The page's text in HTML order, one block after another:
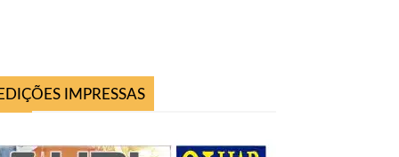
EDIÇÕES IMPRESSAS